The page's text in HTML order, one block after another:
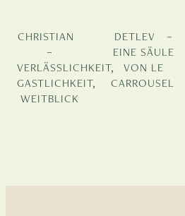
CHRISTIAN
–
VERLÄSSLICHKEIT,
GASTLICHKEIT,
WEITBLICK
DETLEV –
EINE SÄULE
VON LE
CARROUSEL